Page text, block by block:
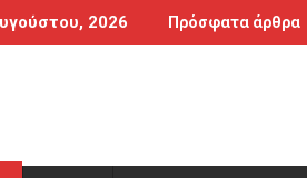
2026 Πρόσφατα άρθρα
Ηρακλή για το Ιβανώφειο και τα
ΗΠΑ: Ο